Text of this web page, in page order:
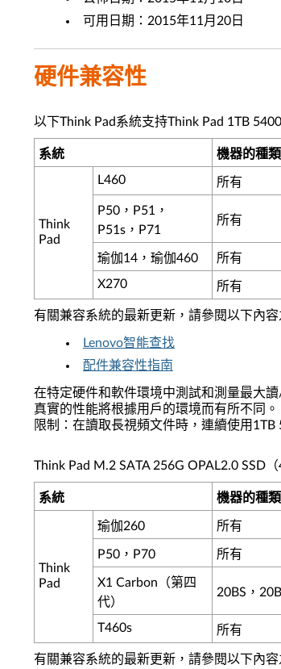
可用日期：2015年11月20日
硬件兼容性
以下Think Pad系統支持Think Pad 1TB
系統 機器的種類
Think
Pad
L460 所有
P50，P51，
P51s，P71
所有
瑜伽14，瑜伽460 所有
X270
所有
有關兼容系統的最新更新，請參閱以下內容
Lenovo智能查找
配件兼容性指南
在特定硬件和軟件環境中測試和測量最大讀
真實的性能將根據用戶的環境而有所不同。
限制：在讀取長視頻文件時，連續使用
Think Pad M.2 SATA 256G OPAL2.0 SSD
系統 機器的種類
Think
Pad
瑜伽260 所有
P50，P70 所有
X1 Carbon（第四
代）
20BS，
T460s 所有
有關兼容系統的最新更新，請參閱以下內容